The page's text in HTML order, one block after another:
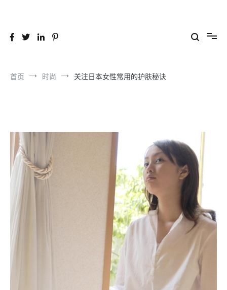
首页 时尚 关注日本女性常用的护肤秘诀